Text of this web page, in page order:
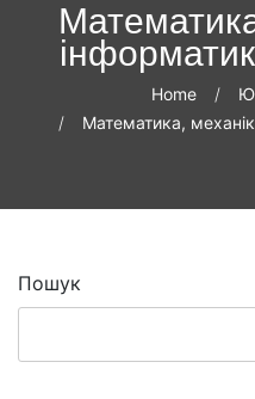
Home
Математика,
Пошук